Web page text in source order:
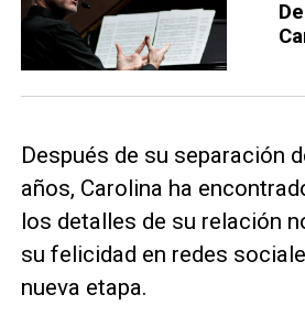
Después de su separación
años, Carolina ha
los detalles de su relación
su felicidad en redes
nueva etapa.